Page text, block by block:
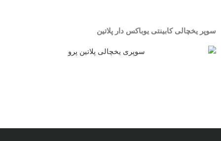
سوپر یخچالی کابینتی یوباکس دار پلاتین